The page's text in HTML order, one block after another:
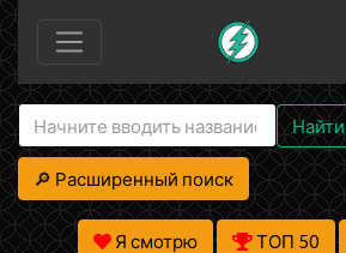
Найти
🔎 Расширенный поиск
Я смотрю ТОП 50